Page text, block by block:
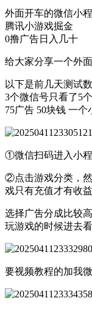
外面开车的微信小
腾讯小游戏掘金
0撸广告日入几十
给大家分享一个外
以下是前几天测试
3个微信号只看了5
75广告 50块钱 一个
①微信扫码进入小
②点击游戏分类，
戏只有充值才有收益
选择广吿分成比较
玩游戏的时候进去
要视频教程的加我